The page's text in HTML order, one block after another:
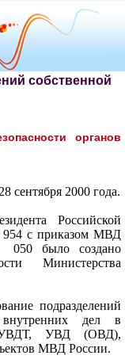
собственной
органов
2000 года.
Российской
954 с приказом МВД
было создано
Министерства
подразделений
внутренних дел в
УВДТ, УВД (ОВД),
МВД России.